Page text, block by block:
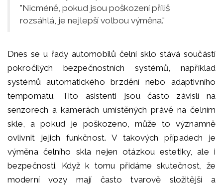
"Nicméně, pokud jsou poškození příliš
rozsáhlá, je nejlepší volbou výměna."
Dnes se u řady automobilů čelní sklo stává součástí
pokročilých bezpečnostních systémů, například
systémů automatického brzdění nebo adaptivního
tempomatu. Tito asistenti jsou často závislí na
senzorech a kamerách umístěných právě na čelním
skle, a pokud je poškozeno, může to významně
ovlivnit jejich funkčnost. V takových případech je
výměna čelního skla nejen otázkou estetiky, ale i
bezpečnosti. Když k tomu přidáme skutečnost, že
moderní vozy mají často tvarově složitější a